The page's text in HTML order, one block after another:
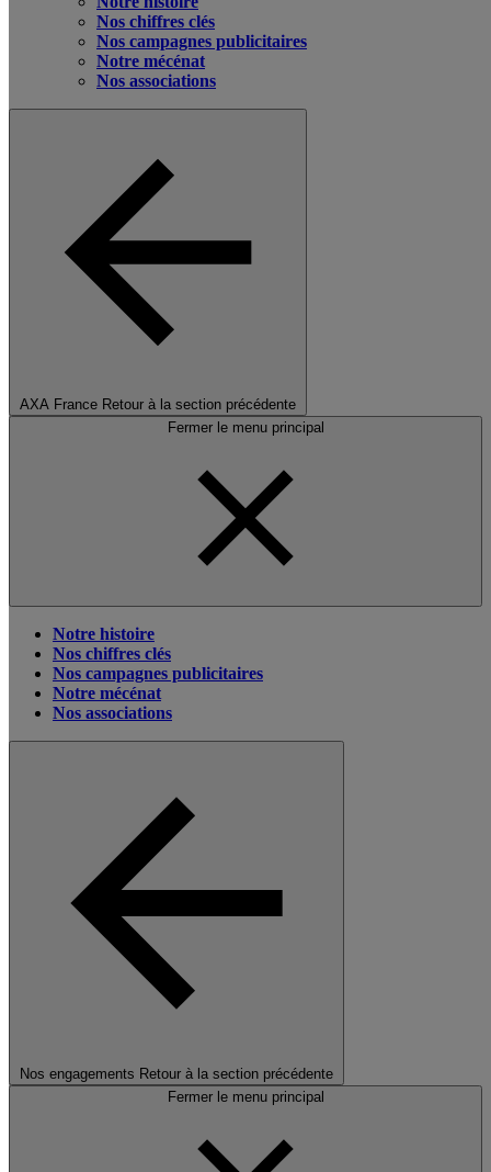
Nos chiffres clés
Nos campagnes publicitaires
Notre mécénat
Nos associations
AXA France Retour à la section précédente
Fermer le menu principal
Notre histoire
Nos chiffres clés
Nos campagnes publicitaires
Notre mécénat
Nos associations
Nos engagements Retour à la section précédente
Fermer le menu principal